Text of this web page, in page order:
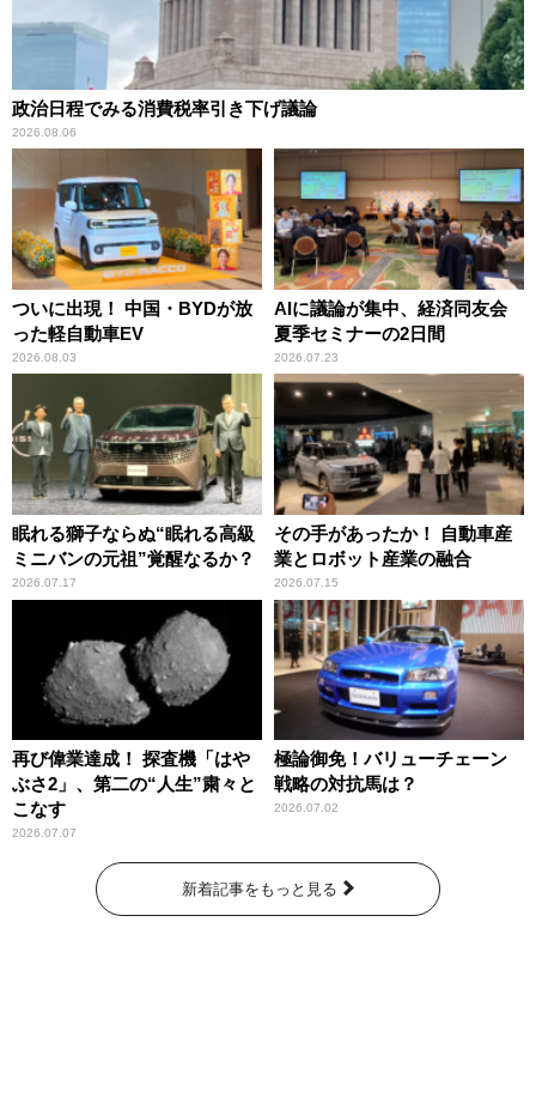
政治日程でみる消費税率引き下げ議論
2026.08.06
ついに出現！ 中国・BYDが放
った軽自動車EV
2026.08.03
AIに議論が集中、経済同友会
夏季セミナーの2日間
2026.07.23
眠れる獅子ならぬ“眠れる高級
ミニバンの元祖”覚醒なるか？
2026.07.17
その手があったか！ 自動車産
業とロボット産業の融合
2026.07.15
再び偉業達成！ 探査機「はや
ぶさ2」、第二の“人生”粛々と
こなす
2026.07.07
極論御免！バリューチェーン
戦略の対抗馬は？
2026.07.02
新着記事をもっと見る